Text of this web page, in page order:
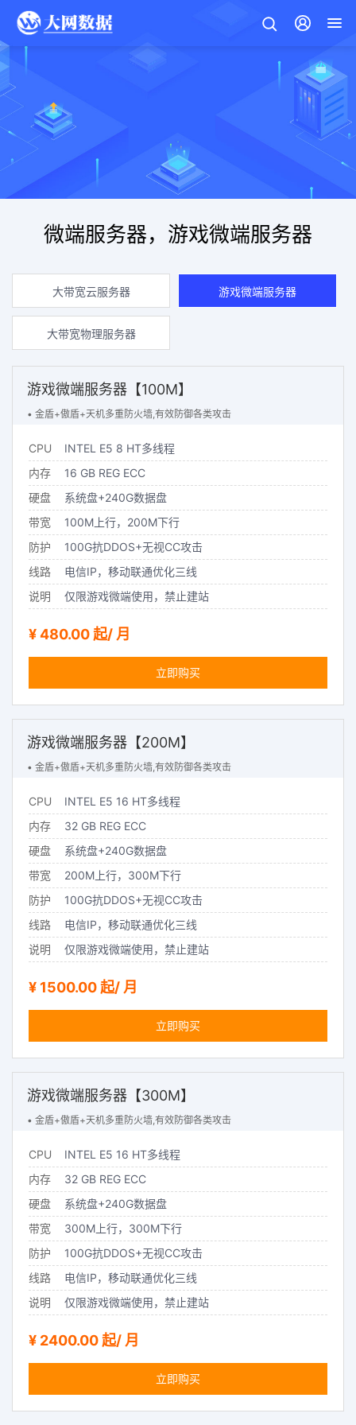
微端服务器，游戏微端服务器
大带宽云服务器 游戏微端服务器
大带宽物理服务器
游戏微端服务器【100M】
• 金盾+傲盾+天机多重防火墙,有效防御各类攻击
CPU
INTEL E5 8 HT多线程
内存
16 GB REG ECC
硬盘
系统盘+240G数据盘
带宽
100M上行，200M下行
防护
100G抗DDOS+无视CC攻击
线路
电信IP，移动联通优化三线
说明
仅限游戏微端使用，禁止建站
¥ 480.00 起/ 月
立即购买
游戏微端服务器【200M】
• 金盾+傲盾+天机多重防火墙,有效防御各类攻击
CPU
INTEL E5 16 HT多线程
内存
32 GB REG ECC
硬盘
系统盘+240G数据盘
带宽
200M上行，300M下行
防护
100G抗DDOS+无视CC攻击
线路
电信IP，移动联通优化三线
说明
仅限游戏微端使用，禁止建站
¥ 1500.00 起/ 月
立即购买
游戏微端服务器【300M】
• 金盾+傲盾+天机多重防火墙,有效防御各类攻击
CPU
INTEL E5 16 HT多线程
内存
32 GB REG ECC
硬盘
系统盘+240G数据盘
带宽
300M上行，300M下行
防护
100G抗DDOS+无视CC攻击
线路
电信IP，移动联通优化三线
说明
仅限游戏微端使用，禁止建站
¥ 2400.00 起/ 月
立即购买